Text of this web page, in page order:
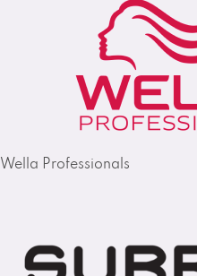
Wella Professionals